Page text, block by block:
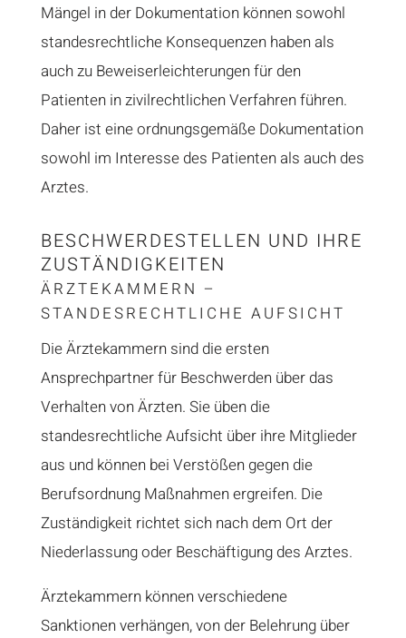
Mängel in der Dokumentation können sowohl
standesrechtliche Konsequenzen haben als
auch zu Beweiserleichterungen für den
Patienten in zivilrechtlichen Verfahren führen.
Daher ist eine ordnungsgemäße Dokumentation
sowohl im Interesse des Patienten als auch des
Arztes.
BESCHWERDESTELLEN UND IHRE
ZUSTÄNDIGKEITEN
ÄRZTEKAMMERN –
STANDESRECHTLICHE AUFSICHT
Die Ärztekammern sind die ersten
Ansprechpartner für Beschwerden über das
Verhalten von Ärzten. Sie üben die
standesrechtliche Aufsicht über ihre Mitglieder
aus und können bei Verstößen gegen die
Berufsordnung Maßnahmen ergreifen. Die
Zuständigkeit richtet sich nach dem Ort der
Niederlassung oder Beschäftigung des Arztes.
Ärztekammern können verschiedene
Sanktionen verhängen, von der Belehrung über